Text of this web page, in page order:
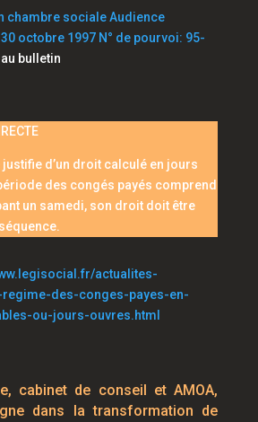
chambre sociale Audience
octobre 1997 N° de pourvoi: 95-
bulletin
justifie d’un droit calculé en jours
des congés payés comprend
un samedi, son droit doit être
actualites-
des-conges-payes-en-
ou-jours-ouvres.html
cabinet de conseil et AMOA,
dans la transformation de